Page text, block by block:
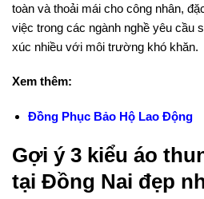
toàn và thoải mái cho công nhân,
việc trong các ngành nghề yêu cầu
xúc nhiều với môi trường khó khăn.
Xem thêm:
Đồng Phục Bảo Hộ Lao Động
Gợi ý 3 kiểu áo
tại Đồng Nai đẹp